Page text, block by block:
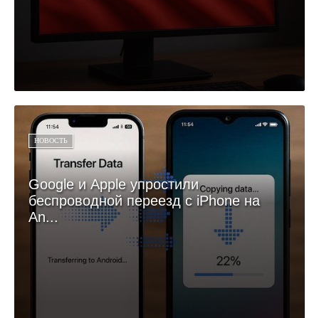
НОВОСТЬ
Google и Apple упростили
беспроводной переезд с iPhone на
An...